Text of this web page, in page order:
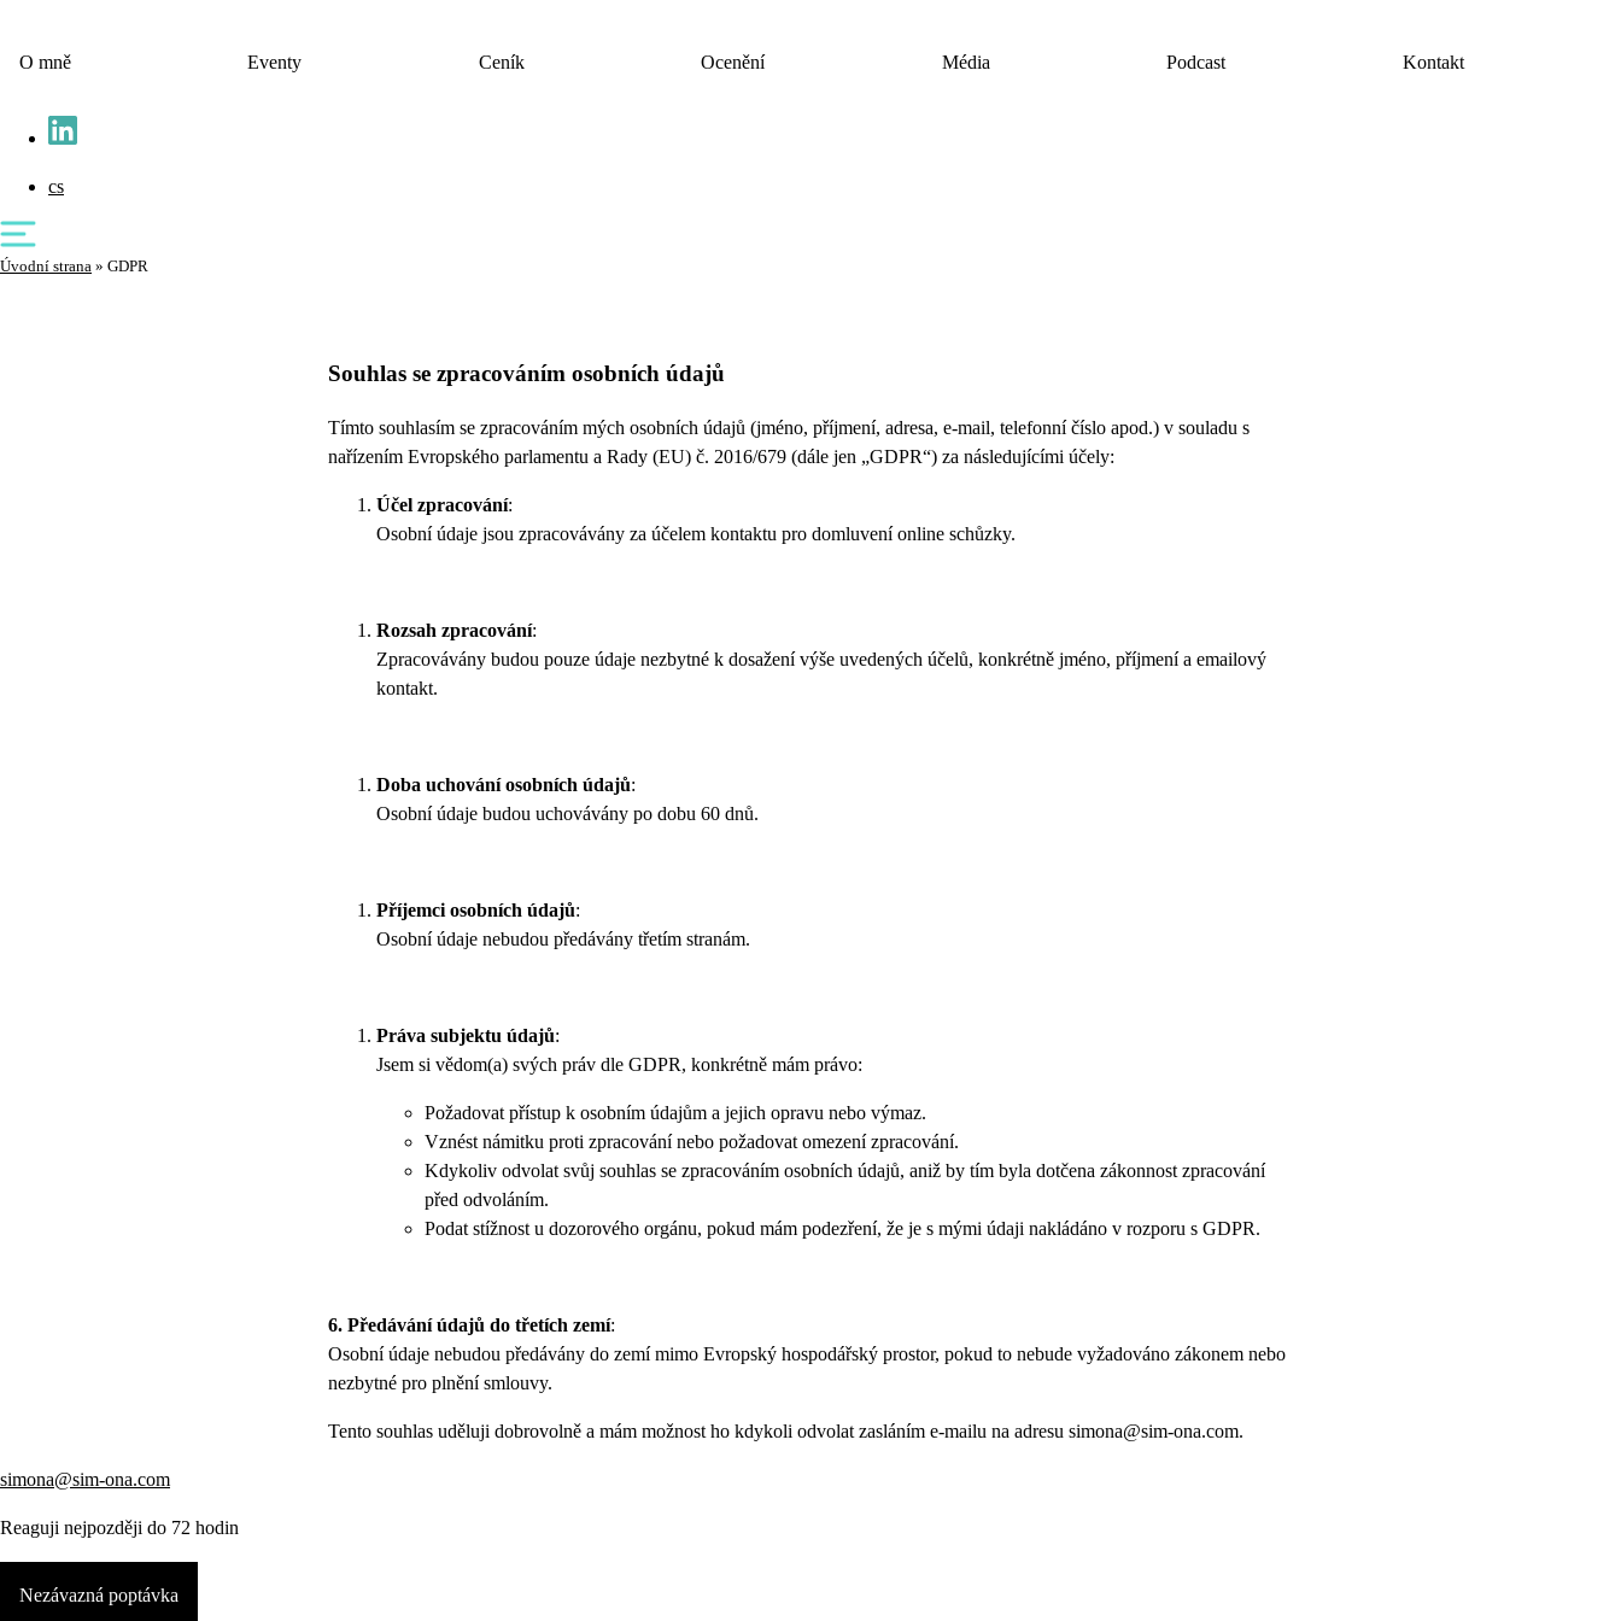
O mně Eventy Ceník Ocenění Média Podcast Kontakt
cs
Úvodní strana » GDPR
Souhlas se zpracováním osobních údajů
Tímto souhlasím se zpracováním mých osobních údajů (jméno, příjmení, adresa, e-mail, telefonní číslo apod.) v souladu s
nařízením Evropského parlamentu a Rady (EU) č. 2016/679 (dále jen „GDPR“) za následujícími účely:
Účel zpracování:
Osobní údaje jsou zpracovávány za účelem kontaktu pro domluvení online schůzky.
Rozsah zpracování:
Zpracovávány budou pouze údaje nezbytné k dosažení výše uvedených účelů, konkrétně jméno, příjmení a emailový
kontakt.
Doba uchování osobních údajů:
Osobní údaje budou uchovávány po dobu 60 dnů.
Příjemci osobních údajů:
Osobní údaje nebudou předávány třetím stranám.
Práva subjektu údajů:
Jsem si vědom(a) svých práv dle GDPR, konkrétně mám právo:
Požadovat přístup k osobním údajům a jejich opravu nebo výmaz.
Vznést námitku proti zpracování nebo požadovat omezení zpracování.
Kdykoliv odvolat svůj souhlas se zpracováním osobních údajů, aniž by tím byla dotčena zákonnost zpracování
před odvoláním.
Podat stížnost u dozorového orgánu, pokud mám podezření, že je s mými údaji nakládáno v rozporu s GDPR.
6. Předávání údajů do třetích zemí:
Osobní údaje nebudou předávány do zemí mimo Evropský hospodářský prostor, pokud to nebude vyžadováno zákonem nebo
nezbytné pro plnění smlouvy.
Tento souhlas uděluji dobrovolně a mám možnost ho kdykoli odvolat zasláním e-mailu na adresu simona@sim-ona.com.
simona@sim-ona.com
Reaguji nejpozději do 72 hodin
Nezávazná poptávka